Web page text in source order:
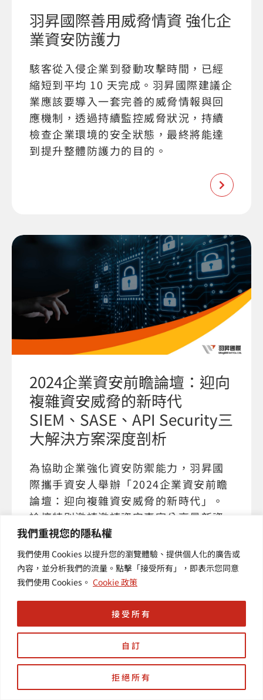
我們重視您的隱私權
我們使用 Cookies 以提升您的瀏覽體驗、提供個人化的廣告或
內容，並分析我們的流量。點擊「接受所有」，即表示您同意
我們使用 Cookies。 Cookie 政策
自訂
拒絕所有
接受所有
羽昇國際善用威脅情資 強化企
業資安防護力
駭客從入侵企業到發動攻擊時間，已經
縮短到平均 10 天完成。羽昇國際建議企
業應該要導入一套完善的威脅情報與回
應機制，透過持續監控威脅狀況，持續
檢查企業環境的安全狀態，最終將能達
到提升整體防護力的目的。
2024企業資安前瞻論壇：迎向
複雜資安威脅的新時代
SIEM、SASE、API Security三
大解決方案深度剖析
為協助企業強化資安防禦能力，羽昇國
際攜手資安人舉辦「2024企業資安前瞻
論壇：迎向複雜資安威脅的新時代」。
論壇特別邀請邀請資安專家分享最新資
安技術與應用實例。本次論壇聚焦三大
核心議題：SIEM & SOAR 解決方案、新
世代企業網路架構 SASE，以及企業的
API 盤點與風險管理。